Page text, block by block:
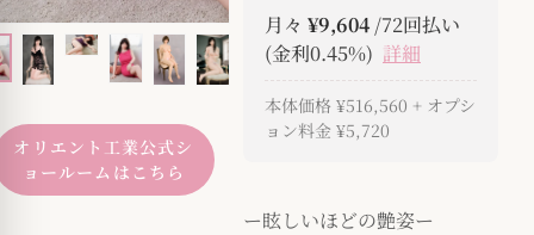
オリエント工業公式シ
ョールームはこちら
月々 ¥9,604 /72回払い
(金利0.45%) 詳細
本体価格 ¥516,560 + オプシ
ョン料金 ¥5,720
ー眩しいほどの艶姿ー